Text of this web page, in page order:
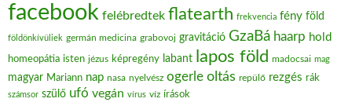
facebook felébredtek flatearth frekvencia fény föld
földönkívüliek germán medicina grabovoj gravitáció GzaBá haarp hold
homeopátia isten jézus képregény labant lapos föld madocsai mag
magyar Mariann nap nasa nyelvész ogerle oltás repülő rezgés rák
számsor szülő ufó vegán vírus víz írások